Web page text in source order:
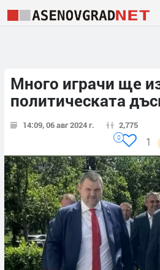
Много играчи ще
политическата
14:09, 06 авг 2024 г. 2,775
1
0